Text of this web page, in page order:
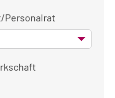
Personalrat